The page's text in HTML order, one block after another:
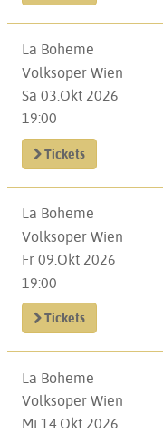
La Boheme
Volksoper Wien
Sa 03.Okt 2026
19:00
Tickets
La Boheme
Volksoper Wien
Fr 09.Okt 2026
19:00
Tickets
La Boheme
Volksoper Wien
Mi 14.Okt 2026